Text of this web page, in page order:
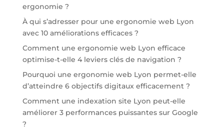
ergonomie ?
À qui s’adresser pour une ergonomie web Lyon
avec 10 améliorations efficaces ?
Comment une ergonomie web Lyon efficace
optimise-t-elle 4 leviers clés de navigation ?
Pourquoi une ergonomie web Lyon permet-elle
d’atteindre 6 objectifs digitaux efficacement ?
Comment une indexation site Lyon peut-elle
améliorer 3 performances puissantes sur Google
?